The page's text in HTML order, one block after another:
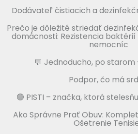
Dodávateľ čistiacich a
Prečo je dôležité striedať
domácnosti: Rezistencia
nemocníc
💬 Jednoducho, po starom
Podpor, čo má
🟢 PISTI – značka, ktorá
Ako Správne Prať Obuv:
Ošetrenie